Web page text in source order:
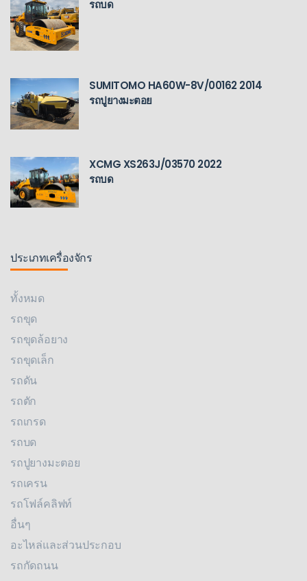
รถบด
SUMITOMO HA60W-8V/00162 2014
รถปูยางมะตอย
XCMG XS263J/03570 2022
รถบด
ประเภทเครื่องจักร
ทั้งหมด
รถขุด
รถขุดล้อยาง
รถขุดเล็ก
รถดัน
รถตัก
รถเกรด
รถบด
รถปูยางมะตอย
รถเครน
รถโฟล์คลิฟท์
อื่นๆ
อะไหล่และส่วนประกอบ
รถกัดถนน